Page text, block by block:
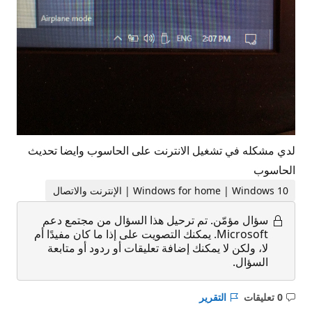
لدي مشكله في تشغيل الانترنت على الحاسوب وايضا تحديث
الحاسوب
Windows for home | Windows 10 | الإنترنت والاتصال
سؤال مؤمّن. تم ترحيل هذا السؤال من مجتمع دعم
Microsoft. يمكنك التصويت على إذا ما كان مفيدًا أم
لا، ولكن لا يمكنك إضافة تعليقات أو ردود أو متابعة
السؤال.
0 تعليقات ليست
التقرير